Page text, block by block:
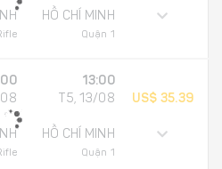
HỒ CHÍ MINH
Quận 1
08
13:00
T5, 13/08
HỒ CHÍ MINH
Quận 1
US$ 35.39